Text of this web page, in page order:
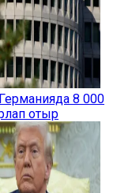
8 000
отыр